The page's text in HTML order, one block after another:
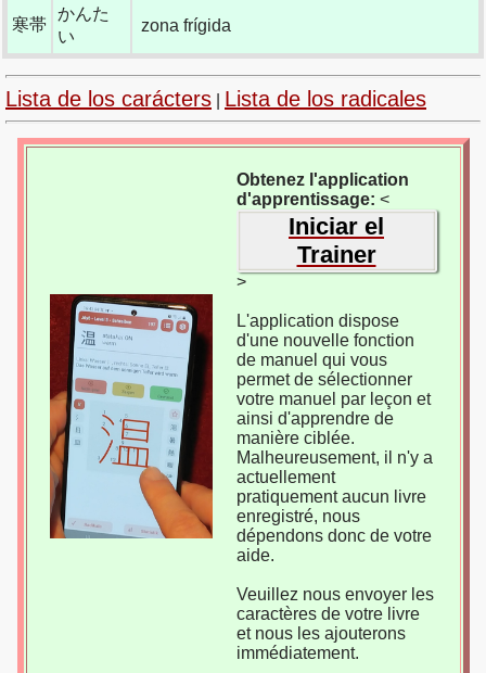
寒帯
かんた
い
zona frígida
Lista de los carácters Lista de los radicales
Obtenez l'application
d'apprentissage: <
Iniciar el
Trainer
>
L'application dispose
d'une nouvelle fonction
de manuel qui vous
permet de sélectionner
votre manuel par leçon et
ainsi d'apprendre de
manière ciblée.
Malheureusement, il n'y a
actuellement
pratiquement aucun livre
enregistré, nous
dépendons donc de votre
aide.
Veuillez nous envoyer les
caractères de votre livre
et nous les ajouterons
immédiatement.